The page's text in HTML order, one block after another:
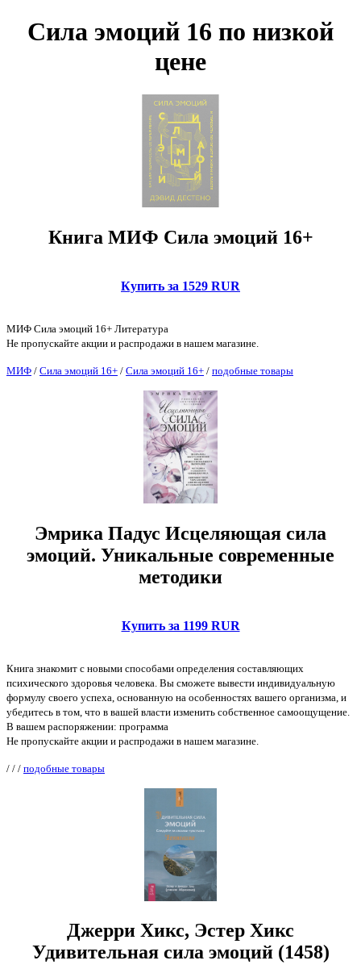
Сила эмоций 16 по низкой
цене
Книга МИФ Сила эмоций 16+
Купить за 1529 RUR
МИФ Сила эмоций 16+ Литература
Не пропускайте акции и распродажи в нашем магазине.
МИФ / Сила эмоций 16+ / Сила эмоций 16+ / подобные товары
Эмрика Падус Исцеляющая сила
эмоций. Уникальные современные
методики
Купить за 1199 RUR
Книга знакомит с новыми способами определения составляющих
психического здоровья человека. Вы сможете вывести индивидуальную
формулу своего успеха, основанную на особенностях вашего организма, и
убедитесь в том, что в вашей власти изменить собственное самоощущение.
В вашем распоряжении: программа
Не пропускайте акции и распродажи в нашем магазине.
/ / / подобные товары
Джерри Хикс, Эстер Хикс
Удивительная сила эмоций (1458)